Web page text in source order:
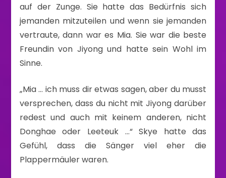
auf der Zunge. Sie hatte das Bedürfnis sich
jemanden mitzuteilen und wenn sie jemanden
vertraute, dann war es Mia. Sie war die beste
Freundin von Jiyong und hatte sein Wohl im
Sinne.
„Mia … ich muss dir etwas sagen, aber du musst
versprechen, dass du nicht mit Jiyong darüber
redest und auch mit keinem anderen, nicht
Donghae oder Leeteuk …“ Skye hatte das
Gefühl, dass die Sänger viel eher die
Plappermäuler waren.